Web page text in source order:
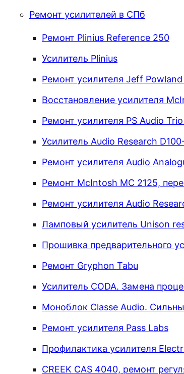
Ремонт усилителей в СПб
Ремонт Plinius Reference 250
Усилитель Plinius
Ремонт усилителя Jeff
Восстановление усилителя
Ремонт усилителя PS Audio
Усилитель Audio Research
Ремонт усилителя Audio
Ремонт McIntosh MC 2125,
Ремонт усилителя Audio
Ламповый усилитель Unison
Прошивка предварительного
Ремонт Gryphon Tabu
Усилитель CODA. Замена
Моноблок Classe Audio.
Ремонт усилителя Pass Labs
Профилактика усилителя
CREEK CAS 4040, ремонт